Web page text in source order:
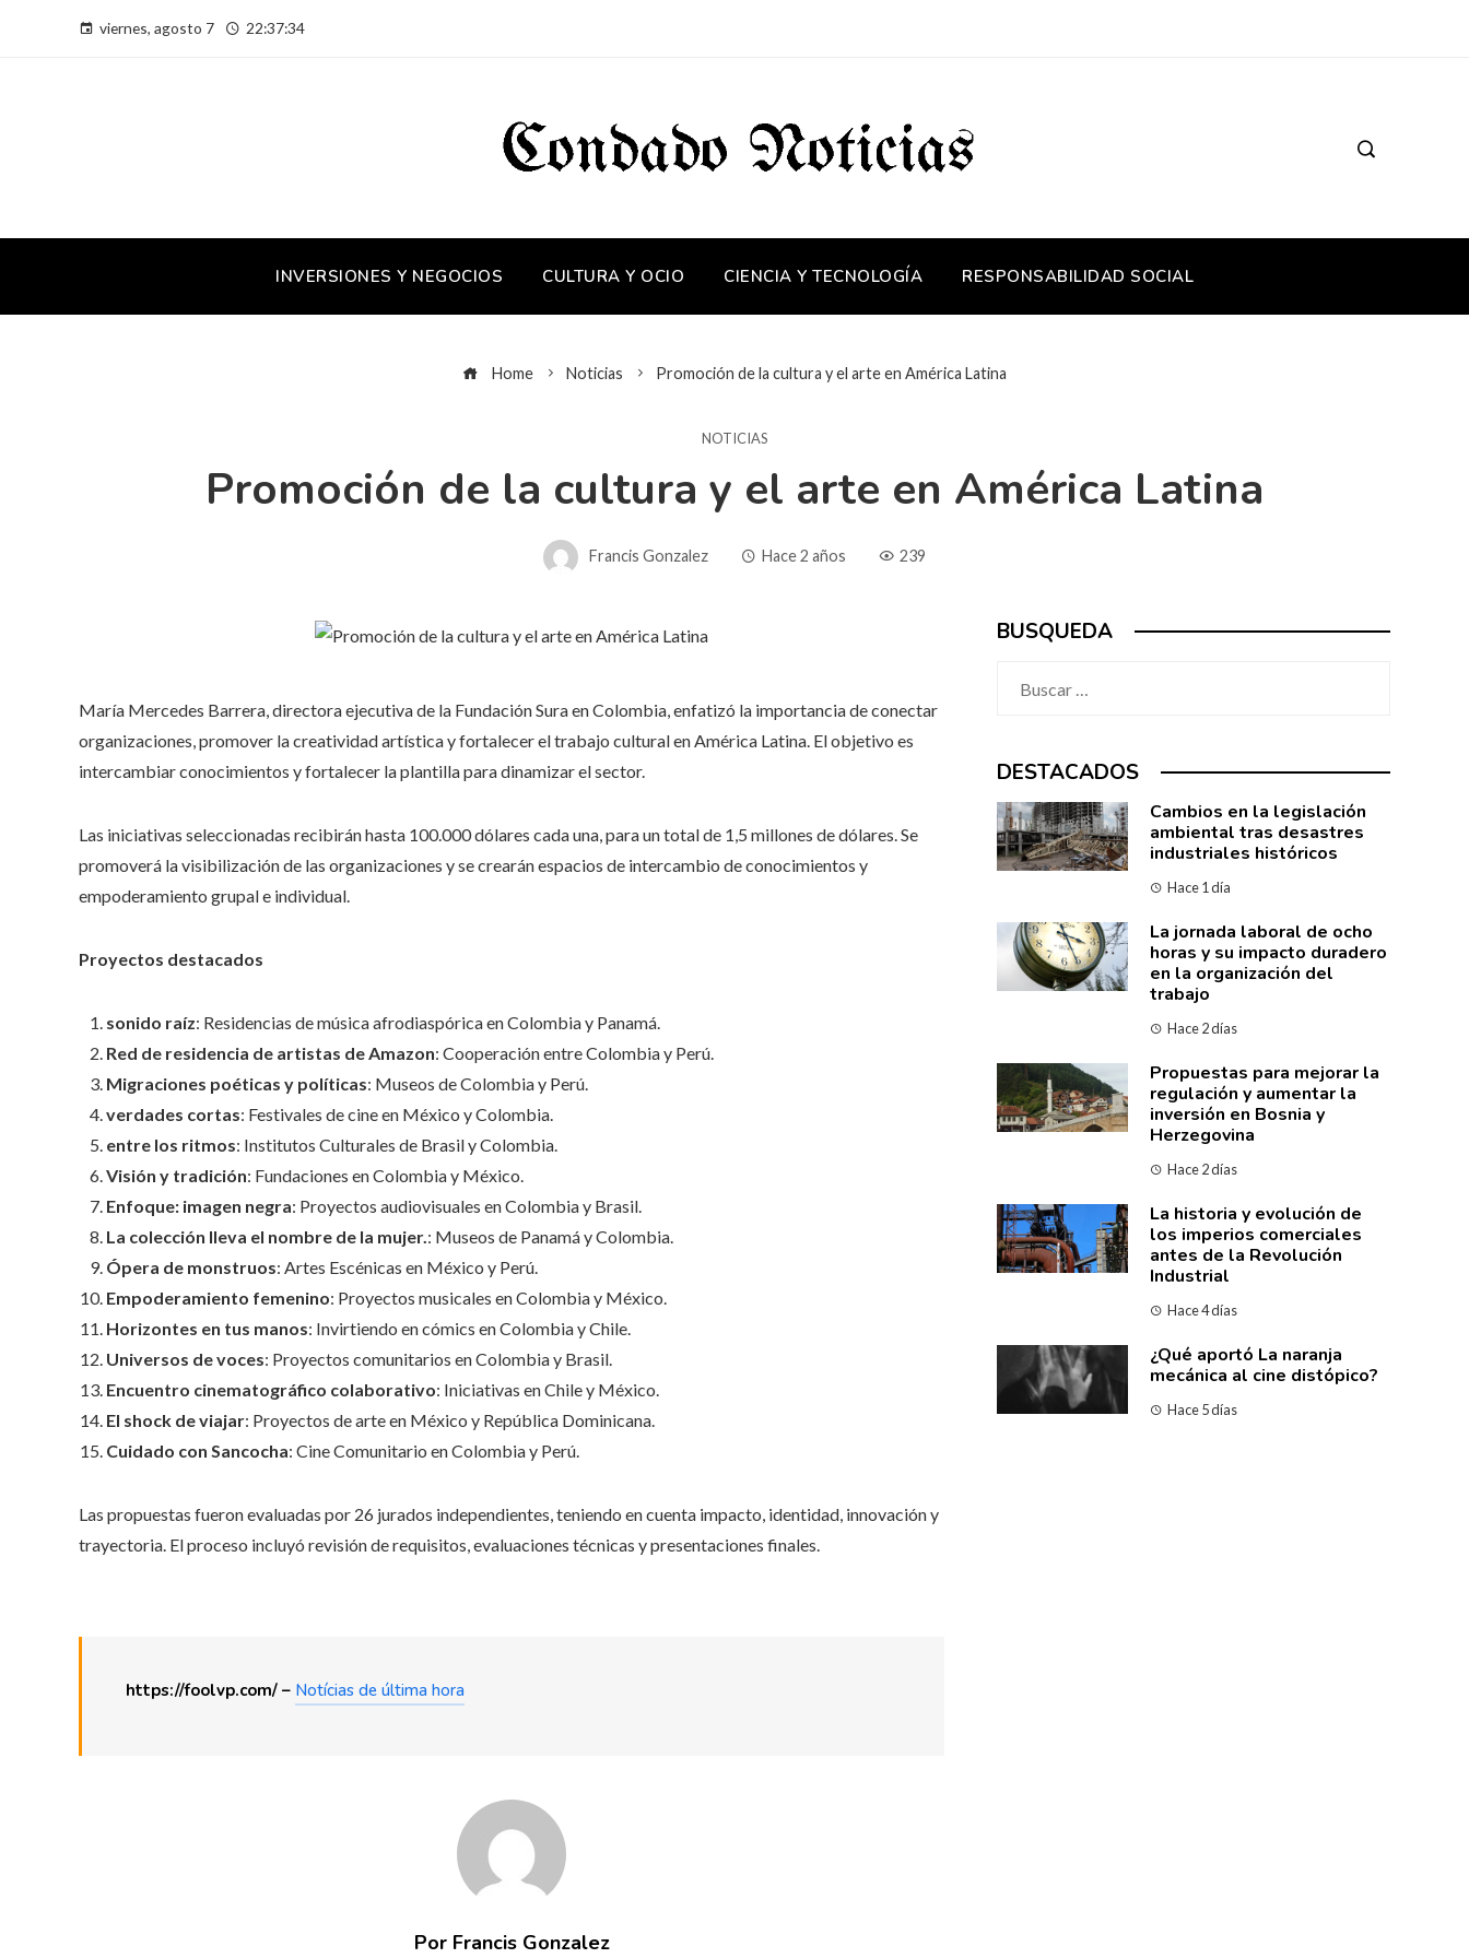
viernes, agosto 7 22:37:34
INVERSIONES Y NEGOCIOS CULTURA Y OCIO CIENCIA Y TECNOLOGÍA RESPONSABILIDAD SOCIAL
Home Noticias Promoción de la cultura y el arte en América Latina
NOTICIAS
Promoción de la cultura y el arte en América Latina
Francis Gonzalez Hace 2 años 239
María Mercedes Barrera, directora ejecutiva de la Fundación Sura en Colombia, enfatizó la importancia de conectar
organizaciones, promover la creatividad artística y fortalecer el trabajo cultural en América Latina. El objetivo es
intercambiar conocimientos y fortalecer la plantilla para dinamizar el sector.
Las iniciativas seleccionadas recibirán hasta 100.000 dólares cada una, para un total de 1,5 millones de dólares. Se
promoverá la visibilización de las organizaciones y se crearán espacios de intercambio de conocimientos y
empoderamiento grupal e individual.
Proyectos destacados
sonido raíz: Residencias de música afrodiaspórica en Colombia y Panamá.
Red de residencia de artistas de Amazon: Cooperación entre Colombia y Perú.
Migraciones poéticas y políticas: Museos de Colombia y Perú.
verdades cortas: Festivales de cine en México y Colombia.
entre los ritmos: Institutos Culturales de Brasil y Colombia.
Visión y tradición: Fundaciones en Colombia y México.
Enfoque: imagen negra: Proyectos audiovisuales en Colombia y Brasil.
La colección lleva el nombre de la mujer.: Museos de Panamá y Colombia.
Ópera de monstruos: Artes Escénicas en México y Perú.
Empoderamiento femenino: Proyectos musicales en Colombia y México.
Horizontes en tus manos: Invirtiendo en cómics en Colombia y Chile.
Universos de voces: Proyectos comunitarios en Colombia y Brasil.
Encuentro cinematográfico colaborativo: Iniciativas en Chile y México.
El shock de viajar: Proyectos de arte en México y República Dominicana.
Cuidado con Sancocha: Cine Comunitario en Colombia y Perú.
Las propuestas fueron evaluadas por 26 jurados independientes, teniendo en cuenta impacto, identidad, innovación y
trayectoria. El proceso incluyó revisión de requisitos, evaluaciones técnicas y presentaciones finales.
https://foolvp.com/ – Notícias de última hora
Por Francis Gonzalez
BUSQUEDA
DESTACADOS
Cambios en la legislación
ambiental tras desastres
industriales históricos
Hace 1 día
La jornada laboral de ocho
horas y su impacto duradero
en la organización del
trabajo
Hace 2 días
Propuestas para mejorar la
regulación y aumentar la
inversión en Bosnia y
Herzegovina
Hace 2 días
La historia y evolución de
los imperios comerciales
antes de la Revolución
Industrial
Hace 4 días
¿Qué aportó La naranja
mecánica al cine distópico?
Hace 5 días